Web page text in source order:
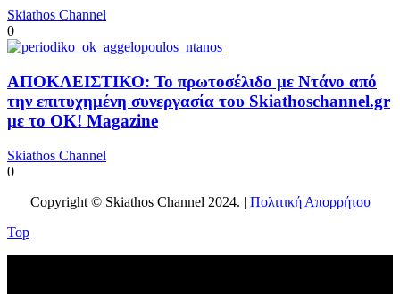
Skiathos Channel
0
ΑΠΟΚΛΕΙΣΤΙΚΟ: Το πρωτοσέλιδο με Ντάνο από
την επιτυχημένη συνεργασία του Skiathoschannel.gr
με το OK! Magazine
Skiathos Channel
0
Copyright © Skiathos Channel 2024. | Πολιτική Απορρήτου
Top